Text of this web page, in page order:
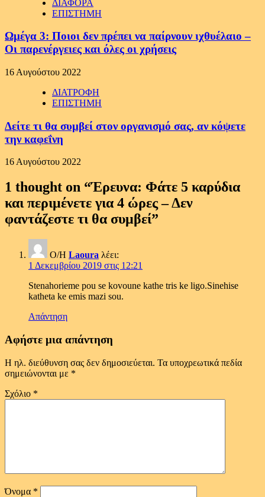
ΔΙΑΦΟΡΑ
ΕΠΙΣΤΗΜΗ
Ωμέγα 3: Ποιοι δεν πρέπει να παίρνουν ιχθυέλαιο –
Οι παρενέργειες και όλες οι χρήσεις
16 Αυγούστου 2022
ΔΙΑΤΡΟΦΗ
ΕΠΙΣΤΗΜΗ
Δείτε τι θα συμβεί στον οργανισμό σας, αν κόψετε
την καφεΐνη
16 Αυγούστου 2022
1 thought on “Έρευνα: Φάτε 5 καρύδια
και περιμένετε για 4 ώρες – Δεν
φαντάζεστε τι θα συμβεί”
Ο/Η Laoura λέει:
1 Δεκεμβρίου 2019 στις 12:21
Stenahorieme pou se kovoune kathe tris ke ligo.Sinehise
katheta ke emis mazi sou.
Απάντηση
Αφήστε μια απάντηση
Η ηλ. διεύθυνση σας δεν δημοσιεύεται. Τα υποχρεωτικά πεδία
σημειώνονται με *
Σχόλιο *
Όνομα *